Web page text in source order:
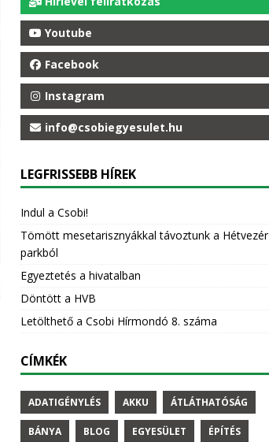
Youtube
Facebook
Instagram
info@csobiegyesulet.hu
LEGFRISSEBB HÍREK
Indul a Csobi!
Tömött mesetarisznyákkal távoztunk a Hétvezér
parkból
Egyeztetés a hivatalban
Döntött a HVB
Letölthető a Csobi Hírmondó 8. száma
CÍMKÉK
ADATIGÉNYLÉS AKKU ÁTLÁTHATÓSÁG
BÁNYA BLOG EGYESÜLET ÉPÍTÉS